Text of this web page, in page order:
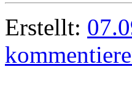
Erstellt: